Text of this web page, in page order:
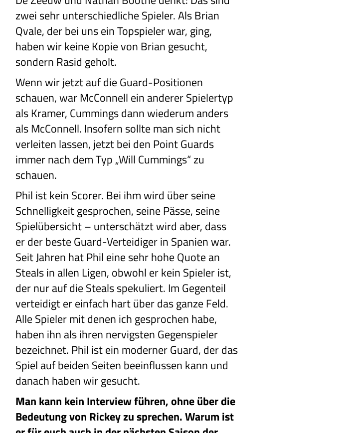
zwei sehr unterschiedliche Spieler. Als Brian
Qvale, der bei uns ein Topspieler war, ging,
haben wir keine Kopie von Brian gesucht,
sondern Rasid geholt.
Wenn wir jetzt auf die Guard-Positionen
schauen, war McConnell ein anderer Spielertyp
als Kramer, Cummings dann wiederum anders
als McConnell. Insofern sollte man sich nicht
verleiten lassen, jetzt bei den Point Guards
immer nach dem Typ „Will Cummings“ zu
schauen.
Phil ist kein Scorer. Bei ihm wird über seine
Schnelligkeit gesprochen, seine Pässe, seine
Spielübersicht – unterschätzt wird aber, dass
er der beste Guard-Verteidiger in Spanien war.
Seit Jahren hat Phil eine sehr hohe Quote an
Steals in allen Ligen, obwohl er kein Spieler ist,
der nur auf die Steals spekuliert. Im Gegenteil
verteidigt er einfach hart über das ganze Feld.
Alle Spieler mit denen ich gesprochen habe,
haben ihn als ihren nervigsten Gegenspieler
bezeichnet. Phil ist ein moderner Guard, der das
Spiel auf beiden Seiten beeinflussen kann und
danach haben wir gesucht.
Man kann kein Interview führen, ohne über die
Bedeutung von Rickey zu sprechen. Warum ist